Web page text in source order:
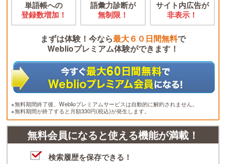
単語帳への
登録数増加！
語彙力診断が
無制限！
サイト内広告が
非表示！
まずは体験！今なら最大６０日間無料で
Weblioプレミアム体験ができます！
※無料期間終了後、Weblioプレミアムサービスは自動的に解約されません。
※無料期間が終了すると月額330円(税込)が発生します。
無料会員になると使える機能が満載！
検索履歴を保存できる！